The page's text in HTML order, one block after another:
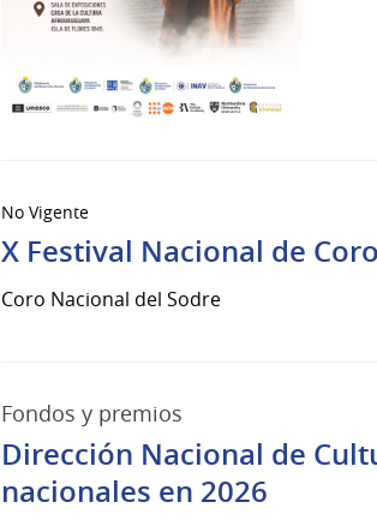
No Vigente
X Festival Nacional de
Coro Nacional del Sodre
Fondos y premios
Dirección Nacional de
nacionales en 2026